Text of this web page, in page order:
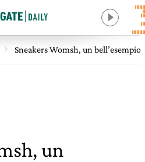
Sneakers Womsh, un
un